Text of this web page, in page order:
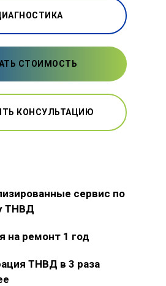
СТОИМОСТЬ
КОНСУЛЬТАЦИЮ
сервис по
ТНВД
на ремонт 1 год
ТНВД в 3 раза